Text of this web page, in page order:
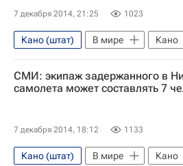
7 декабря 2014, 21:25 1023
Кано (штат) В мире
Кано
Нигерия
Африка
Весь
Ан-124
СМИ: экипаж задержанного в
самолета может составлять 7
7 декабря 2014, 18:12 1133
Кано (штат) В мире
Кано